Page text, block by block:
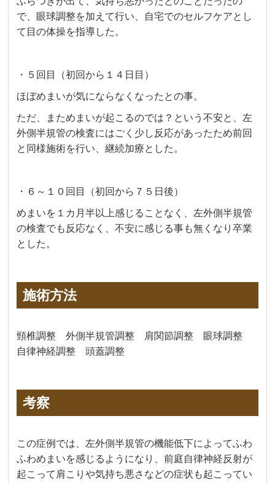
で、眼球調整を加えて行い、自宅でのセルフケアとし
て目の体操を指導した。
・５回目（初回から１４日目）
ほぼめまいが気にならなくなったとの事。
ただ、まためまいが起こるのでは？という不安と、左
外側半規管の検査にはごく少し反応があったため前回
と同様施術を行い、継続加療とした。
・６～１０回目（初回から７５日後）
めまいを１カ月半以上感じることなく、左外側半規管
の検査でも反応なく、不安に感じる事も無くなり卒業
とした。
施術方法
頸椎調整 外側半規管調整 肩関節調整 眼球調整
自律神経調整 頭蓋調整
考察
この症例では、左外側半規管の機能低下によってふわ
ふわめまいを感じるようになり、前庭自律神経反射が
起こって肩こりや気持ち悪さなどの症状も起こってい